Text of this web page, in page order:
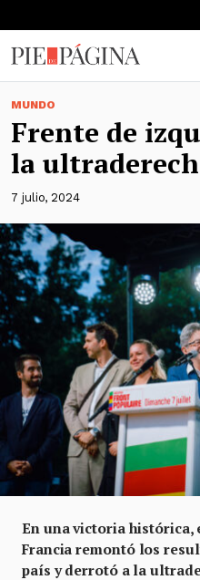
MUNDO
Frente de
la
7 julio, 2024
En una victoria histórica,
Francia remontó los
país y derrotó a la